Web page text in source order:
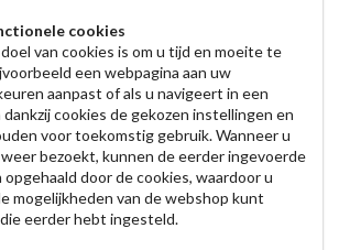
cookies
van cookies is om u tijd en moeite te
een webpagina aan uw
aanpast of als u navigeert in een
cookies de gekozen instellingen en
voor toekomstig gebruik. Wanneer u
bezoekt, kunnen de eerder ingevoerde
door de cookies, waardoor u
mogelijkheden van de webshop kunt
eerder hebt ingesteld.